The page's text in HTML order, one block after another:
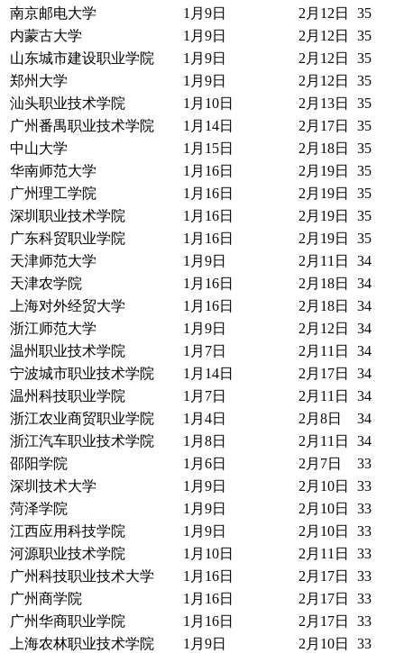
南京邮电大学 1月9日 2月12日
35
内蒙古大学
1月9日 2月12日
35
山东城市建设职业学院
1月9日 2月12日
35
郑州大学
1月9日 2月12日
35
汕头职业技术学院
1月10日 2月13日
35
广州番禺职业技术学院
1月14日 2月17日
35
中山大学
1月15日 2月18日
35
华南师范大学
1月16日 2月19日
35
广州理工学院
1月16日 2月19日
35
深圳职业技术学院
1月16日 2月19日
35
广东科贸职业学院
1月16日 2月19日
35
天津师范大学
1月9日 2月11日
34
天津农学院
1月16日 2月18日
34
上海对外经贸大学
1月16日 2月18日
34
浙江师范大学
1月9日 2月12日
34
温州职业技术学院
1月7日 2月11日
34
宁波城市职业技术学院
1月14日 2月17日
34
温州科技职业学院
1月7日 2月11日
34
浙江农业商贸职业学院
1月4日 2月8日
34
浙江汽车职业技术学院
1月8日 2月11日
34
邵阳学院
1月6日 2月7日
33
深圳技术大学
1月9日 2月10日
33
菏泽学院
1月9日 2月10日
33
江西应用科技学院
1月9日 2月10日
33
河源职业技术学院
1月10日 2月11日
33
广州科技职业技术大学
1月16日 2月17日
33
广州商学院
1月16日 2月17日
33
广州华商职业学院
1月16日 2月17日
33
上海农林职业技术学院
1月9日 2月10日
33